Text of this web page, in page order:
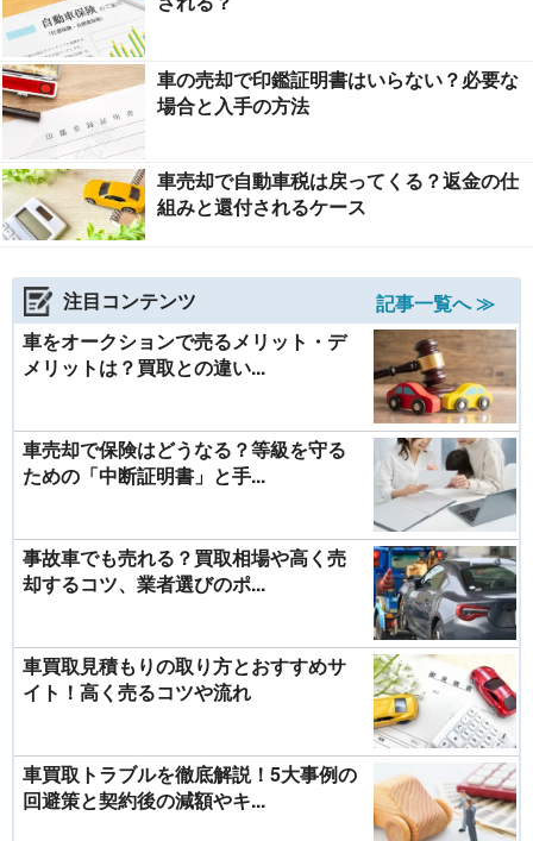
車の売却で印鑑証明書はいらない？必要な
場合と入手の方法
車売却で自動車税は戻ってくる？返金の仕
組みと還付されるケース
注目コンテンツ
記事一覧へ ≫
車をオークションで売るメリット・デ
メリットは？買取との違い...
車売却で保険はどうなる？等級を守る
ための「中断証明書」と手...
事故車でも売れる？買取相場や高く売
却するコツ、業者選びのポ...
車買取見積もりの取り方とおすすめサ
イト！高く売るコツや流れ
車買取トラブルを徹底解説！5大事例の
回避策と契約後の減額やキ...